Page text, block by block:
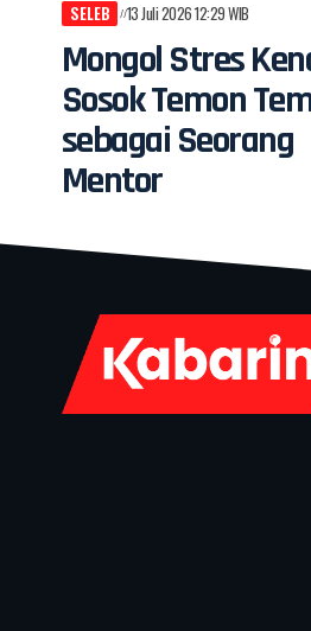
SELEB 13 Juli 2026 12:29 WIB
Mongol Stres
Sosok Temon
sebagai Seorang
Mentor